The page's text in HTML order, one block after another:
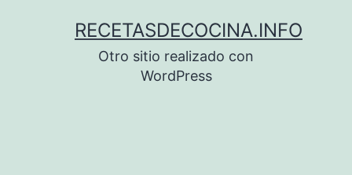
RECETASDECOCINA.INFO
Otro sitio realizado con
WordPress